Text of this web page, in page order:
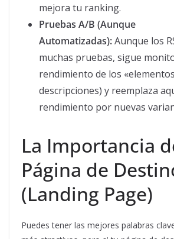
mejora tu ranking.
Pruebas A/B (Aunque
Automatizadas):Aunque los
muchas pruebas, sigue
rendimiento de los
descripciones) y reemplaza
rendimiento por nuevas
La Importancia
Página de
(Landing Page)
Puedes tener las mejores palabras